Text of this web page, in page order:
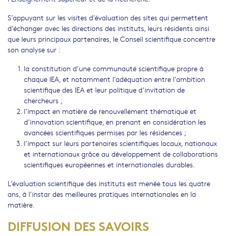
S’appuyant sur les visites d’évaluation des sites qui permettent
d’échanger avec les directions des instituts, leurs résidents ainsi
que leurs principaux partenaires, le Conseil scientifique concentre
son analyse sur :
la constitution d’une communauté scientifique propre à
chaque IEA, et notamment l’adéquation entre l’ambition
scientifique des IEA et leur politique d’invitation de
chercheurs ;
l’impact en matière de renouvellement thématique et
d’innovation scientifique, en prenant en considération les
avancées scientifiques permises par les résidences ;
l’impact sur leurs partenaires scientifiques locaux, nationaux
et internationaux grâce au développement de collaborations
scientifiques européennes et internationales durables.
L’évaluation scientifique des instituts est menée tous les quatre
ans, à l’instar des meilleures pratiques internationales en la
matière.
DIFFUSION DES SAVOIRS